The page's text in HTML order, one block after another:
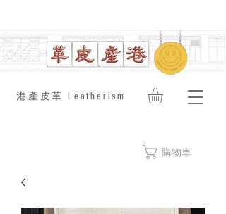
​港產皮革 Leatherism
購物車